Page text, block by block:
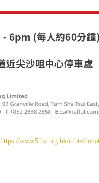
https://www5.ha.org.hk/rcbts/